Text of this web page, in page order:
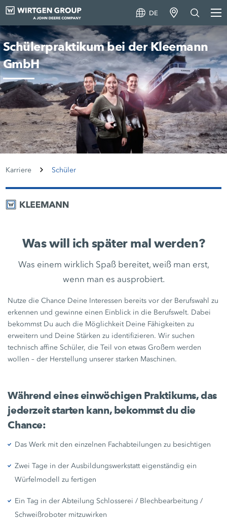
DE
Schülerpraktikum bei der Kleemann
GmbH
Karriere Schüler
Was will ich später mal werden?
Was einem wirklich Spaß bereitet, weiß man erst,
wenn man es ausprobiert.
Nutze die Chance Deine Interessen bereits vor der Berufswahl zu
erkennen und gewinne einen Einblick in die Berufswelt. Dabei
bekommst Du auch die Möglichkeit Deine Fähigkeiten zu
erweitern und Deine Stärken zu identifizieren. Wir suchen
technisch affine Schüler, die Teil von etwas Großem werden
wollen – der Herstellung unserer starken Maschinen.
Während eines einwöchigen Praktikums, das
jederzeit starten kann, bekommst du die
Chance:
Das Werk mit den einzelnen Fachabteilungen zu besichtigen
Zwei Tage in der Ausbildungswerkstatt eigenständig ein
Würfelmodell zu fertigen
Ein Tag in der Abteilung Schlosserei / Blechbearbeitung /
Schweißroboter mitzuwirken